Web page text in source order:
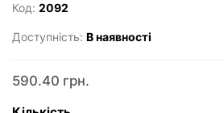
Код: 2092
Доступність: В наявності
590.40 грн.